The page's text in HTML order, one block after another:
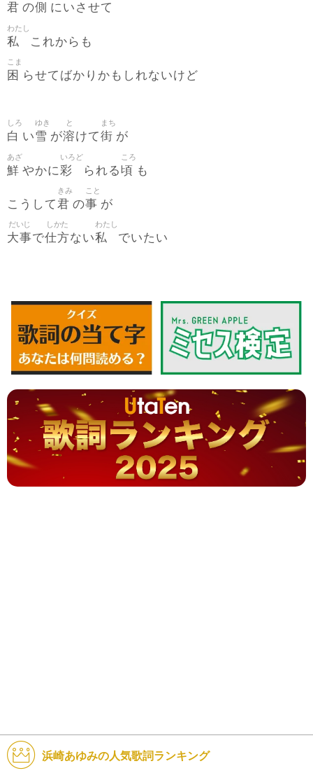
君 の側 にいさせて
私
わたし
これからも
困
こま
らせてばかりかもしれないけど
白
しろ
い雪
ゆき
が溶
と
けて街
まち
が
鮮
あざ
やかに彩
いろど
られる頃
ころ
も
こうして君
きみ
の事
こと
が
大事
だいじ
で仕方
しかた
ない私
わたし
でいたい
浜崎あゆみの人気歌詞ランキング